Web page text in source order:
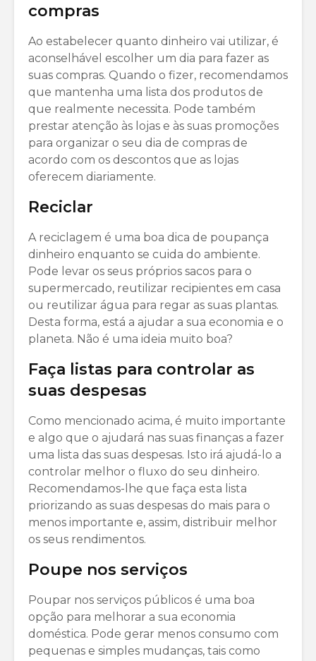
compras
Ao estabelecer quanto dinheiro vai utilizar, é
aconselhável escolher um dia para fazer as
suas compras. Quando o fizer, recomendamos
que mantenha uma lista dos produtos de
que realmente necessita. Pode também
prestar atenção às lojas e às suas promoções
para organizar o seu dia de compras de
acordo com os descontos que as lojas
oferecem diariamente.
Reciclar
A reciclagem é uma boa dica de poupança
dinheiro enquanto se cuida do ambiente.
Pode levar os seus próprios sacos para o
supermercado, reutilizar recipientes em casa
ou reutilizar água para regar as suas plantas.
Desta forma, está a ajudar a sua economia e o
planeta. Não é uma ideia muito boa?
Faça listas para controlar as
suas despesas
Como mencionado acima, é muito importante
e algo que o ajudará nas suas finanças a fazer
uma lista das suas despesas. Isto irá ajudá-lo a
controlar melhor o fluxo do seu dinheiro.
Recomendamos-lhe que faça esta lista
priorizando as suas despesas do mais para o
menos importante e, assim, distribuir melhor
os seus rendimentos.
Poupe nos serviços
Poupar nos serviços públicos é uma boa
opção para melhorar a sua economia
doméstica. Pode gerar menos consumo com
pequenas e simples mudanças, tais como